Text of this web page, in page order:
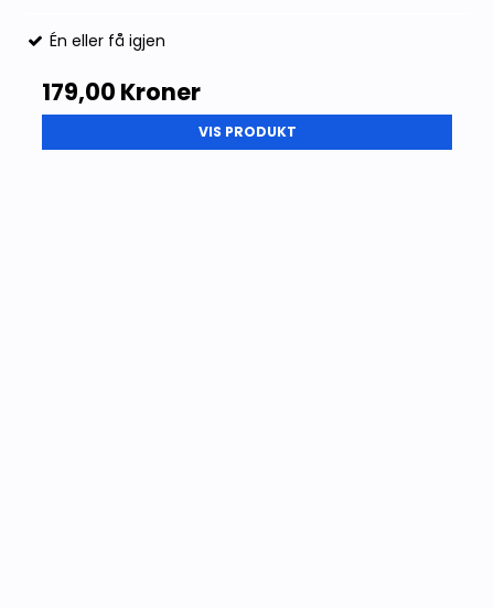
Én eller få igjen
179,00 Kroner
VIS PRODUKT